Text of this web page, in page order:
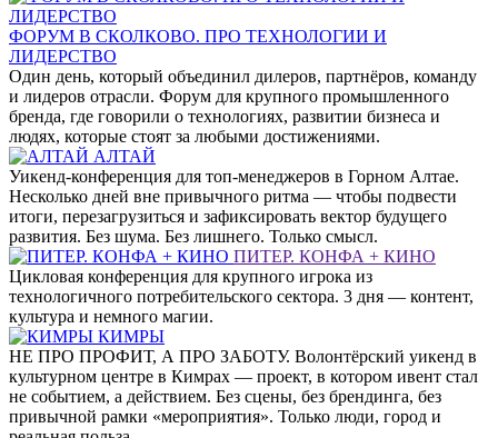
ФОРУМ В СКОЛКОВО. ПРО ТЕХНОЛОГИИ И
ЛИДЕРСТВО
Один день, который объединил дилеров, партнёров, команду
и лидеров отрасли. Форум для крупного промышленного
бренда, где говорили о технологиях, развитии бизнеса и
людях, которые стоят за любыми достижениями.
АЛТАЙ
Уикенд-конференция для топ-менеджеров в Горном Алтае.
Несколько дней вне привычного ритма — чтобы подвести
итоги, перезагрузиться и зафиксировать вектор будущего
развития. Без шума. Без лишнего. Только смысл.
ПИТЕР. КОНФА + КИНО
Цикловая конференция для крупного игрока из
технологичного потребительского сектора. 3 дня — контент,
культура и немного магии.
КИМРЫ
НЕ ПРО ПРОФИТ, А ПРО ЗАБОТУ. Волонтёрский уикенд в
культурном центре в Кимрах — проект, в котором ивент стал
не событием, а действием. Без сцены, без брендинга, без
привычной рамки «мероприятия». Только люди, город и